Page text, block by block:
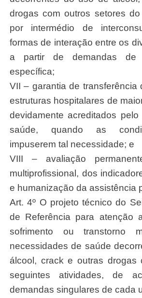
drogas com outros setores
por intermédio de
formas de interação entre os
a partir de demandas de
específica;
VII – garantia de transferência
estruturas hospitalares de
devidamente acreditados
saúde, quando as
impuserem tal necessidade; e
VIII – avaliação
multiprofissional, dos
e humanização da assistência
Art. 4º O projeto técnico do
de Referência para atenção
sofrimento ou transtorno
necessidades de saúde
álcool, crack e outras drogas
seguintes atividades, de
demandas singulares de cada